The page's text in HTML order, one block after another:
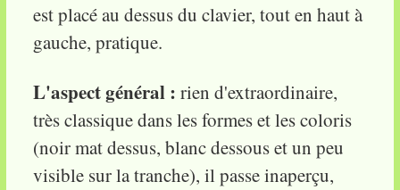
est placé au dessus du clavier, tout en haut à
gauche, pratique.
L'aspect général : rien d'extraordinaire,
très classique dans les formes et les coloris
(noir mat dessus, blanc dessous et un peu
visible sur la tranche), il passe inaperçu,